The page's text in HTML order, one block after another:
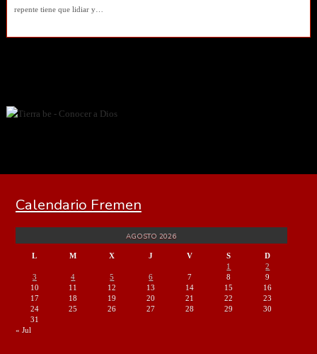
repente tiene que lidiar y…
Calendario Fremen
AGOSTO 2026
L M X J V S
D
1
2
3
4 5 6 7 8
9
10
11 12 13 14 15
16
17
18 19 20 21 22
23
24
25 26 27 28 29
30
31
« Jul